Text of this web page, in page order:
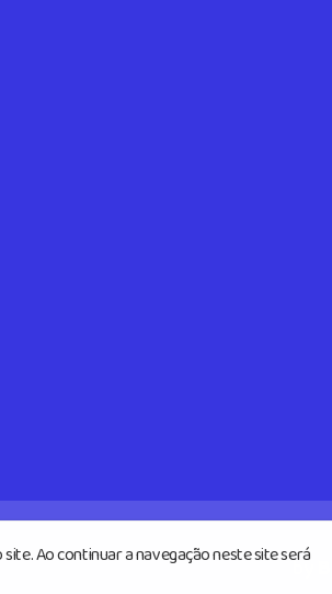
Ao continuar a navegação neste site será
by